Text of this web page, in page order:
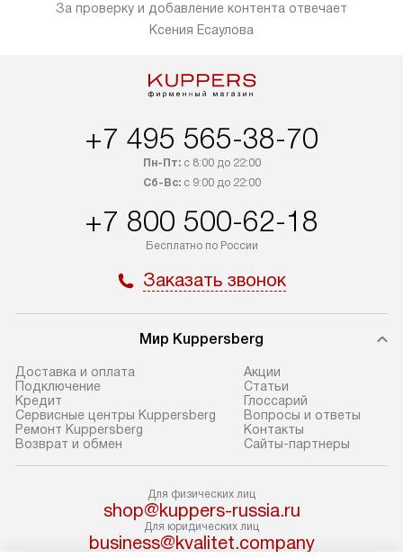
«в наличии» может быть отправлен
покупателю в течение трех дней.
и другие регионы осуществляется
через транспортную компанию.
компания бесплатно доставит ваш
заказ до представительства
транспортной компании в Москве.
доставки у менеджера при
оформлении заказа.
В оговоренный день служба
требуется перенос прибора
до двери квартиры или до места
установки, предварительно
согласуйте это с менеджером.
За данную услугу взимается
они не позволяют пронести его
через дверной проем,
то сотрудники транспортной
за пределы
от категории
найти на нашем
нишу или на
консультация
За проверку и добавление контента отвечает
Ксения Есаулова
+7 495 565-38-70
Пн-Пт:с 8:00 до 22:00
Сб-Вс:с 9:00 до 22:00
+7 800 500-62-18
Бесплатно по России
Заказать звонок
Мир Kuppersberg
Доставка и оплата
Подключение
Кредит
Сервисные центры Kuppersberg
Ремонт Kuppersberg
Возврат и обмен
Акции
Cтатьи
Глоссарий
Вопросы и ответы
Контакты
Сайты-партнеры
Для физических лиц
shop@kuppers-russia.ru
Для юридических лиц
business@kvalitet.company